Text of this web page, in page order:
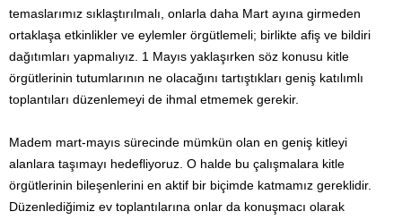
temaslarımız sıklaştırılmalı, onlarla daha Mart ayına girmeden
ortaklaşa etkinlikler ve eylemler örgütlemeli; birlikte afiş ve bildiri
dağıtımları yapmalıyız. 1 Mayıs yaklaşırken söz konusu kitle
örgütlerinin tutumlarının ne olacağını tartıştıkları geniş katılımlı
toplantıları düzenlemeyi de ihmal etmemek gerekir.
Madem mart-mayıs sürecinde mümkün olan en geniş kitleyi
alanlara taşımayı hedefliyoruz. O halde bu çalışmalara kitle
örgütlerinin bileşenlerini en aktif bir biçimde katmamız gereklidir.
Düzenlediğimiz ev toplantılarına onlar da konuşmacı olarak